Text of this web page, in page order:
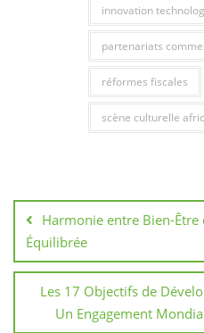
innovation
partenariats
réformes fiscales
scène culturelle
de
l’article
Harmonie entre Bien-Être
Équilibrée
Les 17 Objectifs de
Un Engagement